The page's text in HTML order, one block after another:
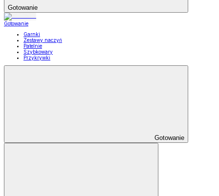
Gotowanie
Gotowanie
Garnki
Zestawy naczyń
Patelnie
Szybkowary
Przykrywki
Gotowanie